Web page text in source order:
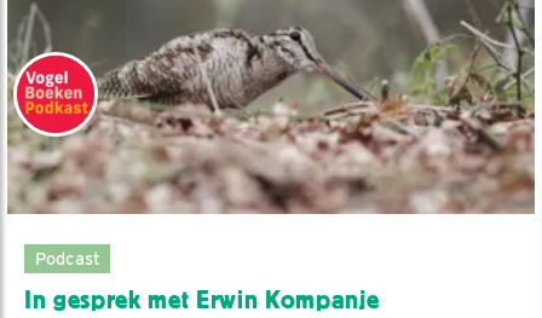
Podcast
In gesprek met Erwin Kompanje